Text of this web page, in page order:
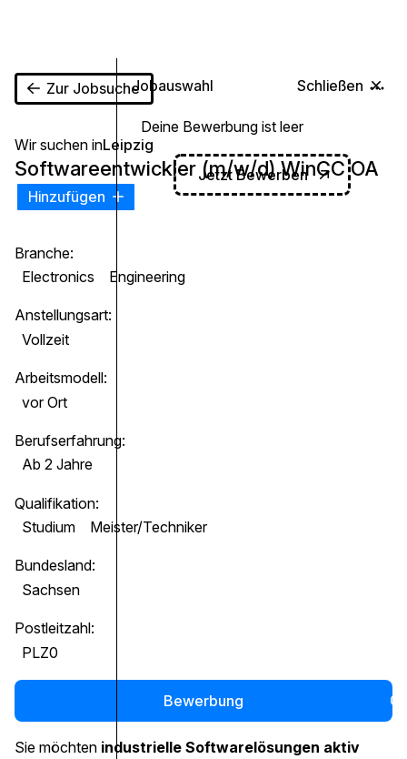
Jobauswahl Schließen
Deine Bewerbung ist leer
Jetzt Bewerben
Zur Jobsuche
Wir suchen inLeipzig
Softwareentwickler (m/w/d) WinCC OA
Hinzufügen
Branche:
Electronics
Engineering
Anstellungsart:
Vollzeit
Arbeitsmodell:
vor Ort
Berufserfahrung:
Ab 2 Jahre
Qualifikation:
Studium
Meister/Techniker
Bundesland:
Sachsen
Postleitzahl:
PLZ0
Bewerbung 0
Sie möchten industrielle Softwarelösungen aktiv